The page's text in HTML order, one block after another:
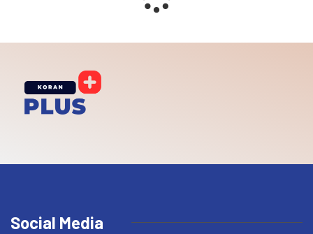
Social Media